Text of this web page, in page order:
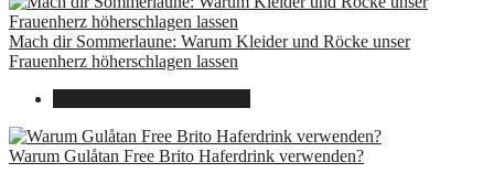
Mach dir Sommerlaune: Warum Kleider und Röcke unser
Frauenherz höherschlagen lassen
Warum Gulåtan Free Brito Haferdrink verwenden?